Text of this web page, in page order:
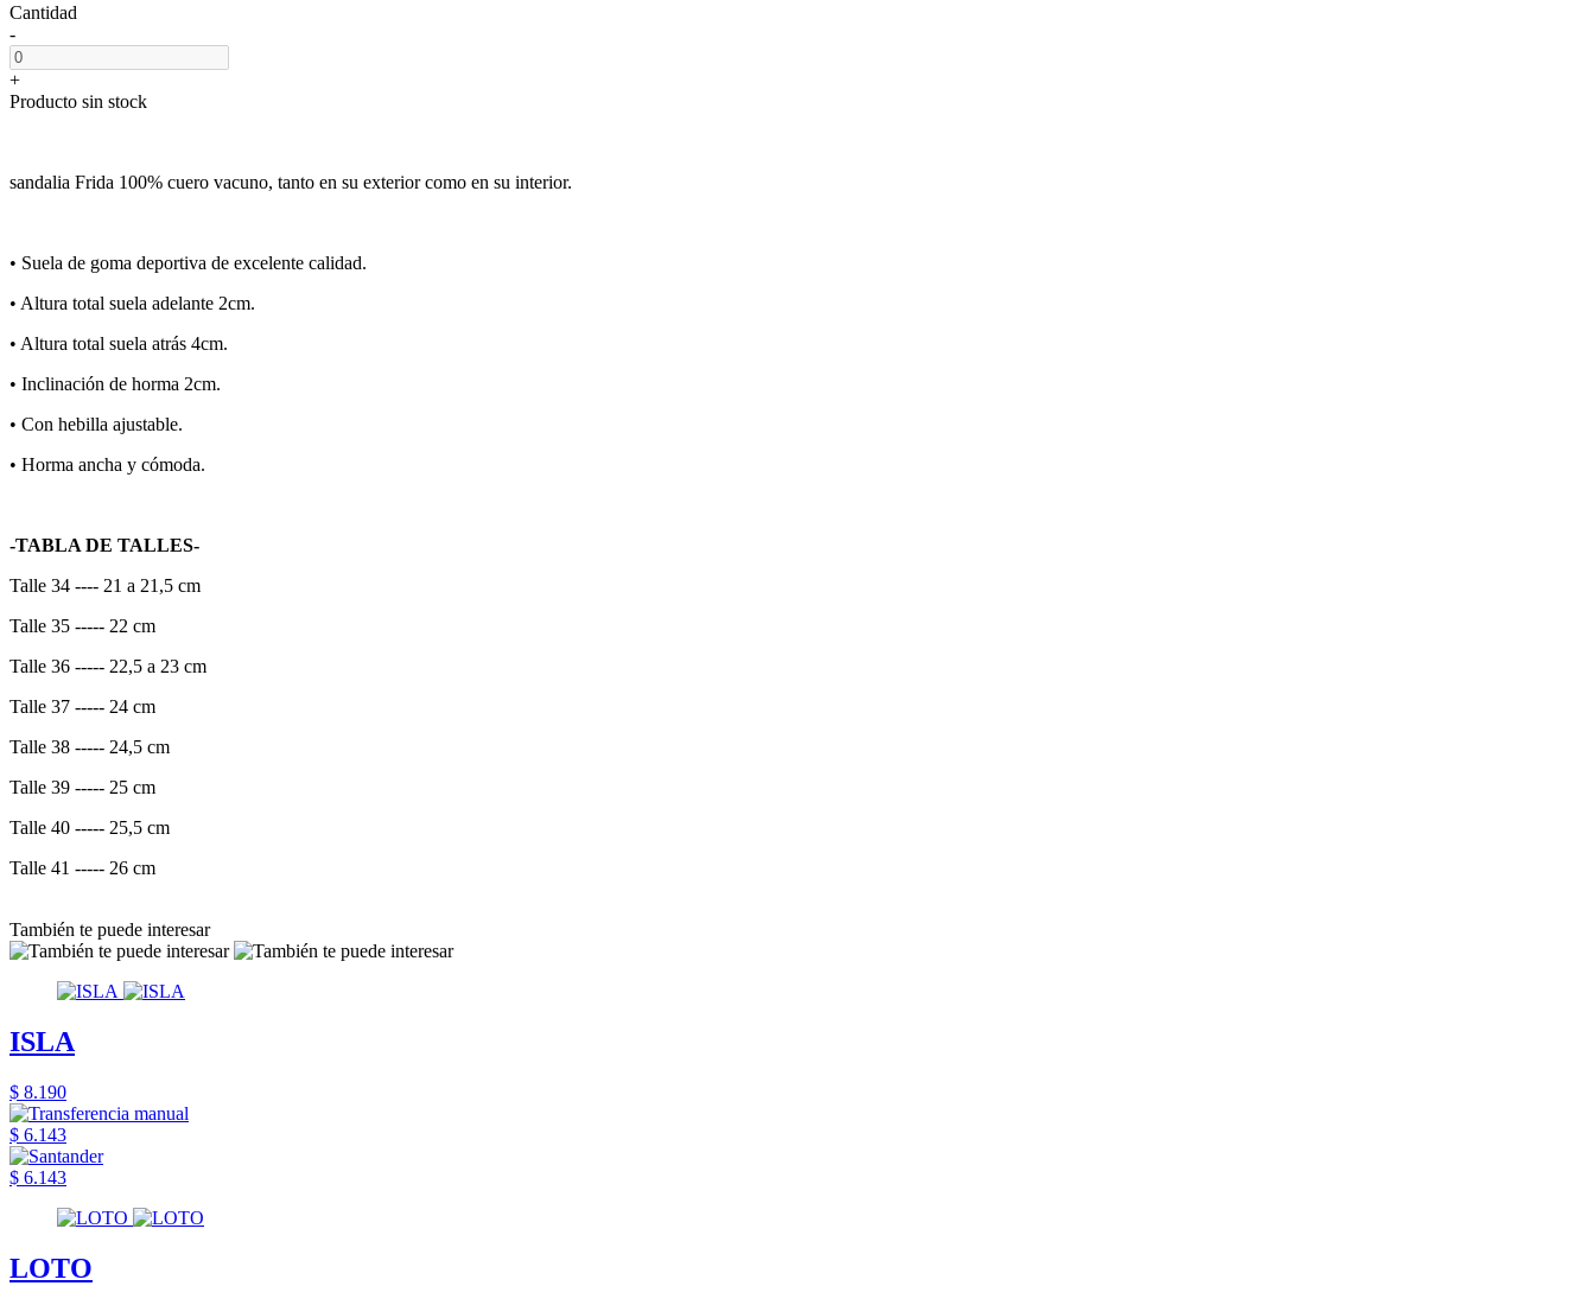
Cantidad
-
+
Producto sin stock
sandalia Frida 100% cuero vacuno, tanto en su exterior como en su interior.
•⁠ ⁠Suela de goma deportiva de excelente calidad.
•⁠ ⁠Altura total suela adelante 2cm.
•⁠ ⁠Altura total suela atrás 4cm.
•⁠ ⁠Inclinación de horma 2cm.
•⁠ Con hebilla ajustable.
•⁠ Horma ancha y cómoda.
-TABLA DE TALLES-
Talle 34 ---- 21 a 21,5 cm
Talle 35 ----- 22 cm
Talle 36 ----- 22,5 a 23 cm
Talle 37 ----- 24 cm
Talle 38 ----- 24,5 cm
Talle 39 ----- 25 cm
Talle 40 ----- 25,5 cm
Talle 41 ----- 26 cm
También te puede interesar
ISLA
$ 8.190
$ 6.143
$ 6.143
LOTO